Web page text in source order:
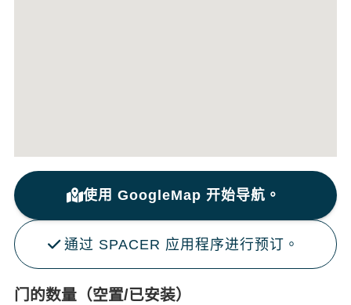
使用 GoogleMap 开始导航。
通过 SPACER 应用程序进行预订。
门的数量（空置/已安装）